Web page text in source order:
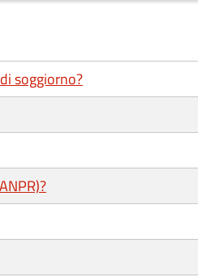
soggiorno?